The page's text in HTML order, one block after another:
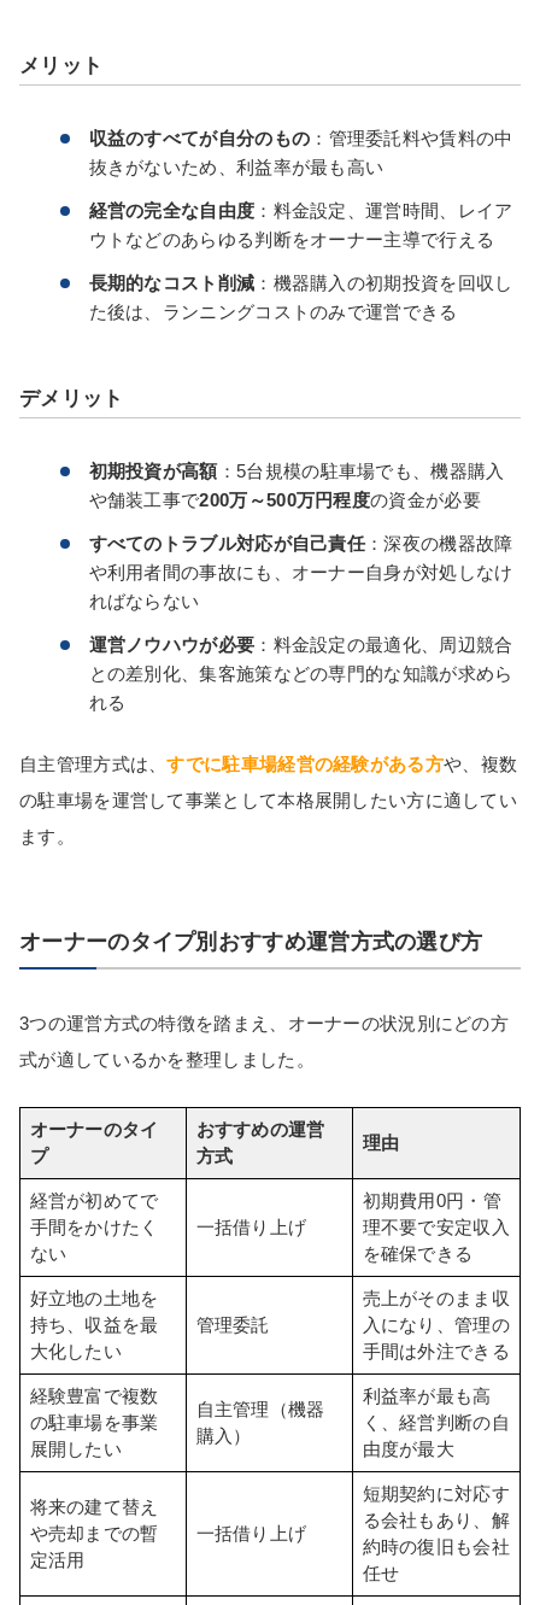
メリット
収益のすべてが自分のもの ：管理委託料や賃料の中
抜きがないため、利益率が最も高い
経営の完全な自由度 ：料金設定、運営時間、レイア
ウトなどのあらゆる判断をオーナー主導で行える
長期的なコスト削減 ：機器購入の初期投資を回収し
た後は、ランニングコストのみで運営できる
デメリット
初期投資が高額：5台規模の駐車場でも、機器購入
や舗装工事で200万～500万円程度の資金が必要
すべてのトラブル対応が自己責任：深夜の機器故障
や利用者間の事故にも、オーナー自身が対処しなけ
ればならない
運営ノウハウが必要 ：料金設定の最適化、周辺競合
との差別化、集客施策などの専門的な知識が求めら
れる
自主管理方式は、すでに駐車場経営の経験がある方や、複数
の駐車場を運営して事業として本格展開したい方に適してい
ます。
オーナーのタイプ別おすすめ運営方式の選び方
3つの運営方式の特徴を踏まえ、オーナーの状況別にどの方
式が適しているかを整理しました。
オーナーのタイ
プ
おすすめの運営
方式
理由
経営が初めてで
手間をかけたく
ない
一括借り上げ
初期費用0円・管
理不要で安定収入
を確保できる
好立地の土地を
持ち、収益を最
大化したい
管理委託
売上がそのまま収
入になり、管理の
手間は外注できる
経験豊富で複数
の駐車場を事業
展開したい
自主管理（機器
購入）
利益率が最も高
く、経営判断の自
由度が最大
将来の建て替え
や売却までの暫
定活用
一括借り上げ
短期契約に対応す
る会社もあり、解
約時の復旧も会社
任せ